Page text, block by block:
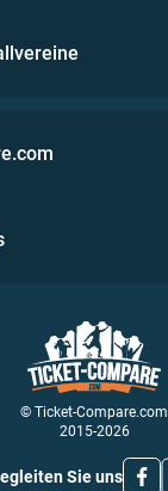
© Ticket-Compare.com
2015-2026
Sie uns